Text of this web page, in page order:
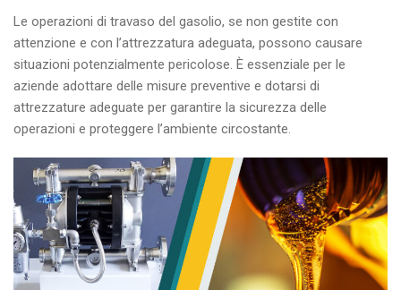
Le operazioni di travaso del gasolio, se non gestite con
attenzione e con l’attrezzatura adeguata, possono causare
situazioni potenzialmente pericolose. È essenziale per le
aziende adottare delle misure preventive e dotarsi di
attrezzature adeguate per garantire la sicurezza delle
operazioni e proteggere l’ambiente circostante.